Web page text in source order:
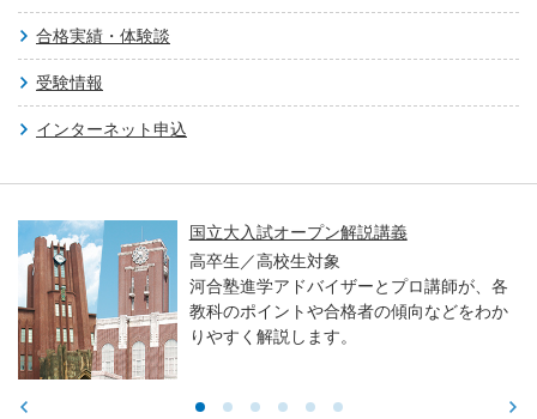
合格実績・体験談
受験情報
インターネット申込
国立大入試オープン解説講義
高卒生／高校生対象
河合塾進学アドバイザーとプロ講師が、各
教科のポイントや合格者の傾向などをわか
りやすく解説します。